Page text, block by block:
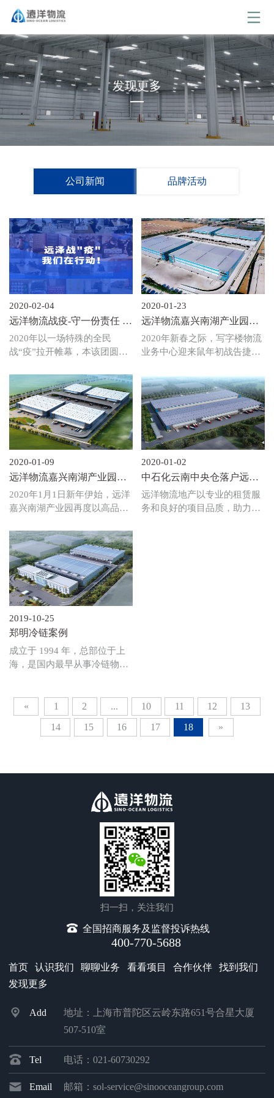
发现更多
公司新闻 品牌活动
2020-02-04
远洋物流战疫-守一份责任 保
园区平安
2020年以一场特殊的全民
战“疫”拉开帷幕，本该团圆的
状病毒疫情席卷，日益严峻的
疫情牵动着亿万民众的心，在
党和国家的坚强领导下，在举
国之力、众志成城抗击疫情之
时，写字楼物流业务中心第一
时间积极响应，多部门协调联
动、多举措防控疫情！
2020-01-23
远洋物流嘉兴南湖产业园签
约国内知名内衣新秀品牌
2020年新春之际，写字楼物流
业务中心迎来鼠年初战告捷，
沟通，在把好“成本关”和“品质
关”的基础上以严要求、高效
率成功签约国内知名女士内衣
品牌新秀！远洋嘉兴南湖产业
园将一如既往保持高品质的仓
储设施环境及优良的物业服务
体验再次迎接优质新客入驻！
2020-01-09
远洋物流嘉兴南湖产业园签
约中国领先高端家居运营商
2020年1月1日新年伊始，远洋
嘉兴南湖产业园再度以高品质
服务体验成功签约中国领先高
端家居运营商，这是继顺丰和
中国邮政之后，嘉兴南湖项目
入驻的又一家优质客户！
2020-01-02
中石化云南中央仓落户远洋
物流昆明空港产业园
远洋物流地产以专业的租赁服
务和良好的项目品质，助力北
2019-10-25
郑明冷链案例
成立于 1994 年，总部位于上
海，是国内最早从事冷链物流
企业，已实现国内管理民营第
三方冷库面积第一和冷链销售
额第一，是2014-2016 年连续
« 1 2 ... 10 11 12
13
14
15 16 17 18 »
扫一扫，关注我们
全国招商服务及监督投诉热线
400-770-5688
首页 认识我们 聊聊业务 看看项目 合作伙伴
找到我们
发现更多
Add
地址：上海市普陀区云岭东路651号合星大厦
507-510室
Tel 电话：021-60730292
Email 邮箱：sol-service@sinooceangroup.com